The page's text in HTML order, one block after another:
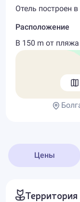
Отель построен в
Расположение
В 150 m от пляжа
Цены
Территория